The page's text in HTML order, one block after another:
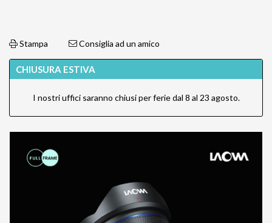
Stampa Consiglia ad un amico
CHIUSURA ESTIVA
I nostri uffici saranno chiusi per ferie dal 8 al 23 agosto.